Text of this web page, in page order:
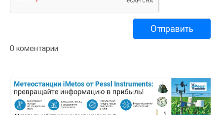
0 коментарии